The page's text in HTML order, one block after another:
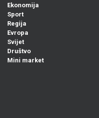
Ekonomija
Sport
Regija
Evropa
Svijet
Društvo
Mini market